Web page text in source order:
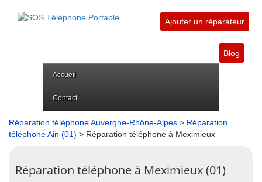
Ajouter un réparateur
Blog
Accueil
Contact
Réparation téléphone Auvergne-Rhône-Alpes > Réparation
téléphone Ain (01) > Réparation téléphone à Meximieux
Réparation téléphone à Meximieux (01)